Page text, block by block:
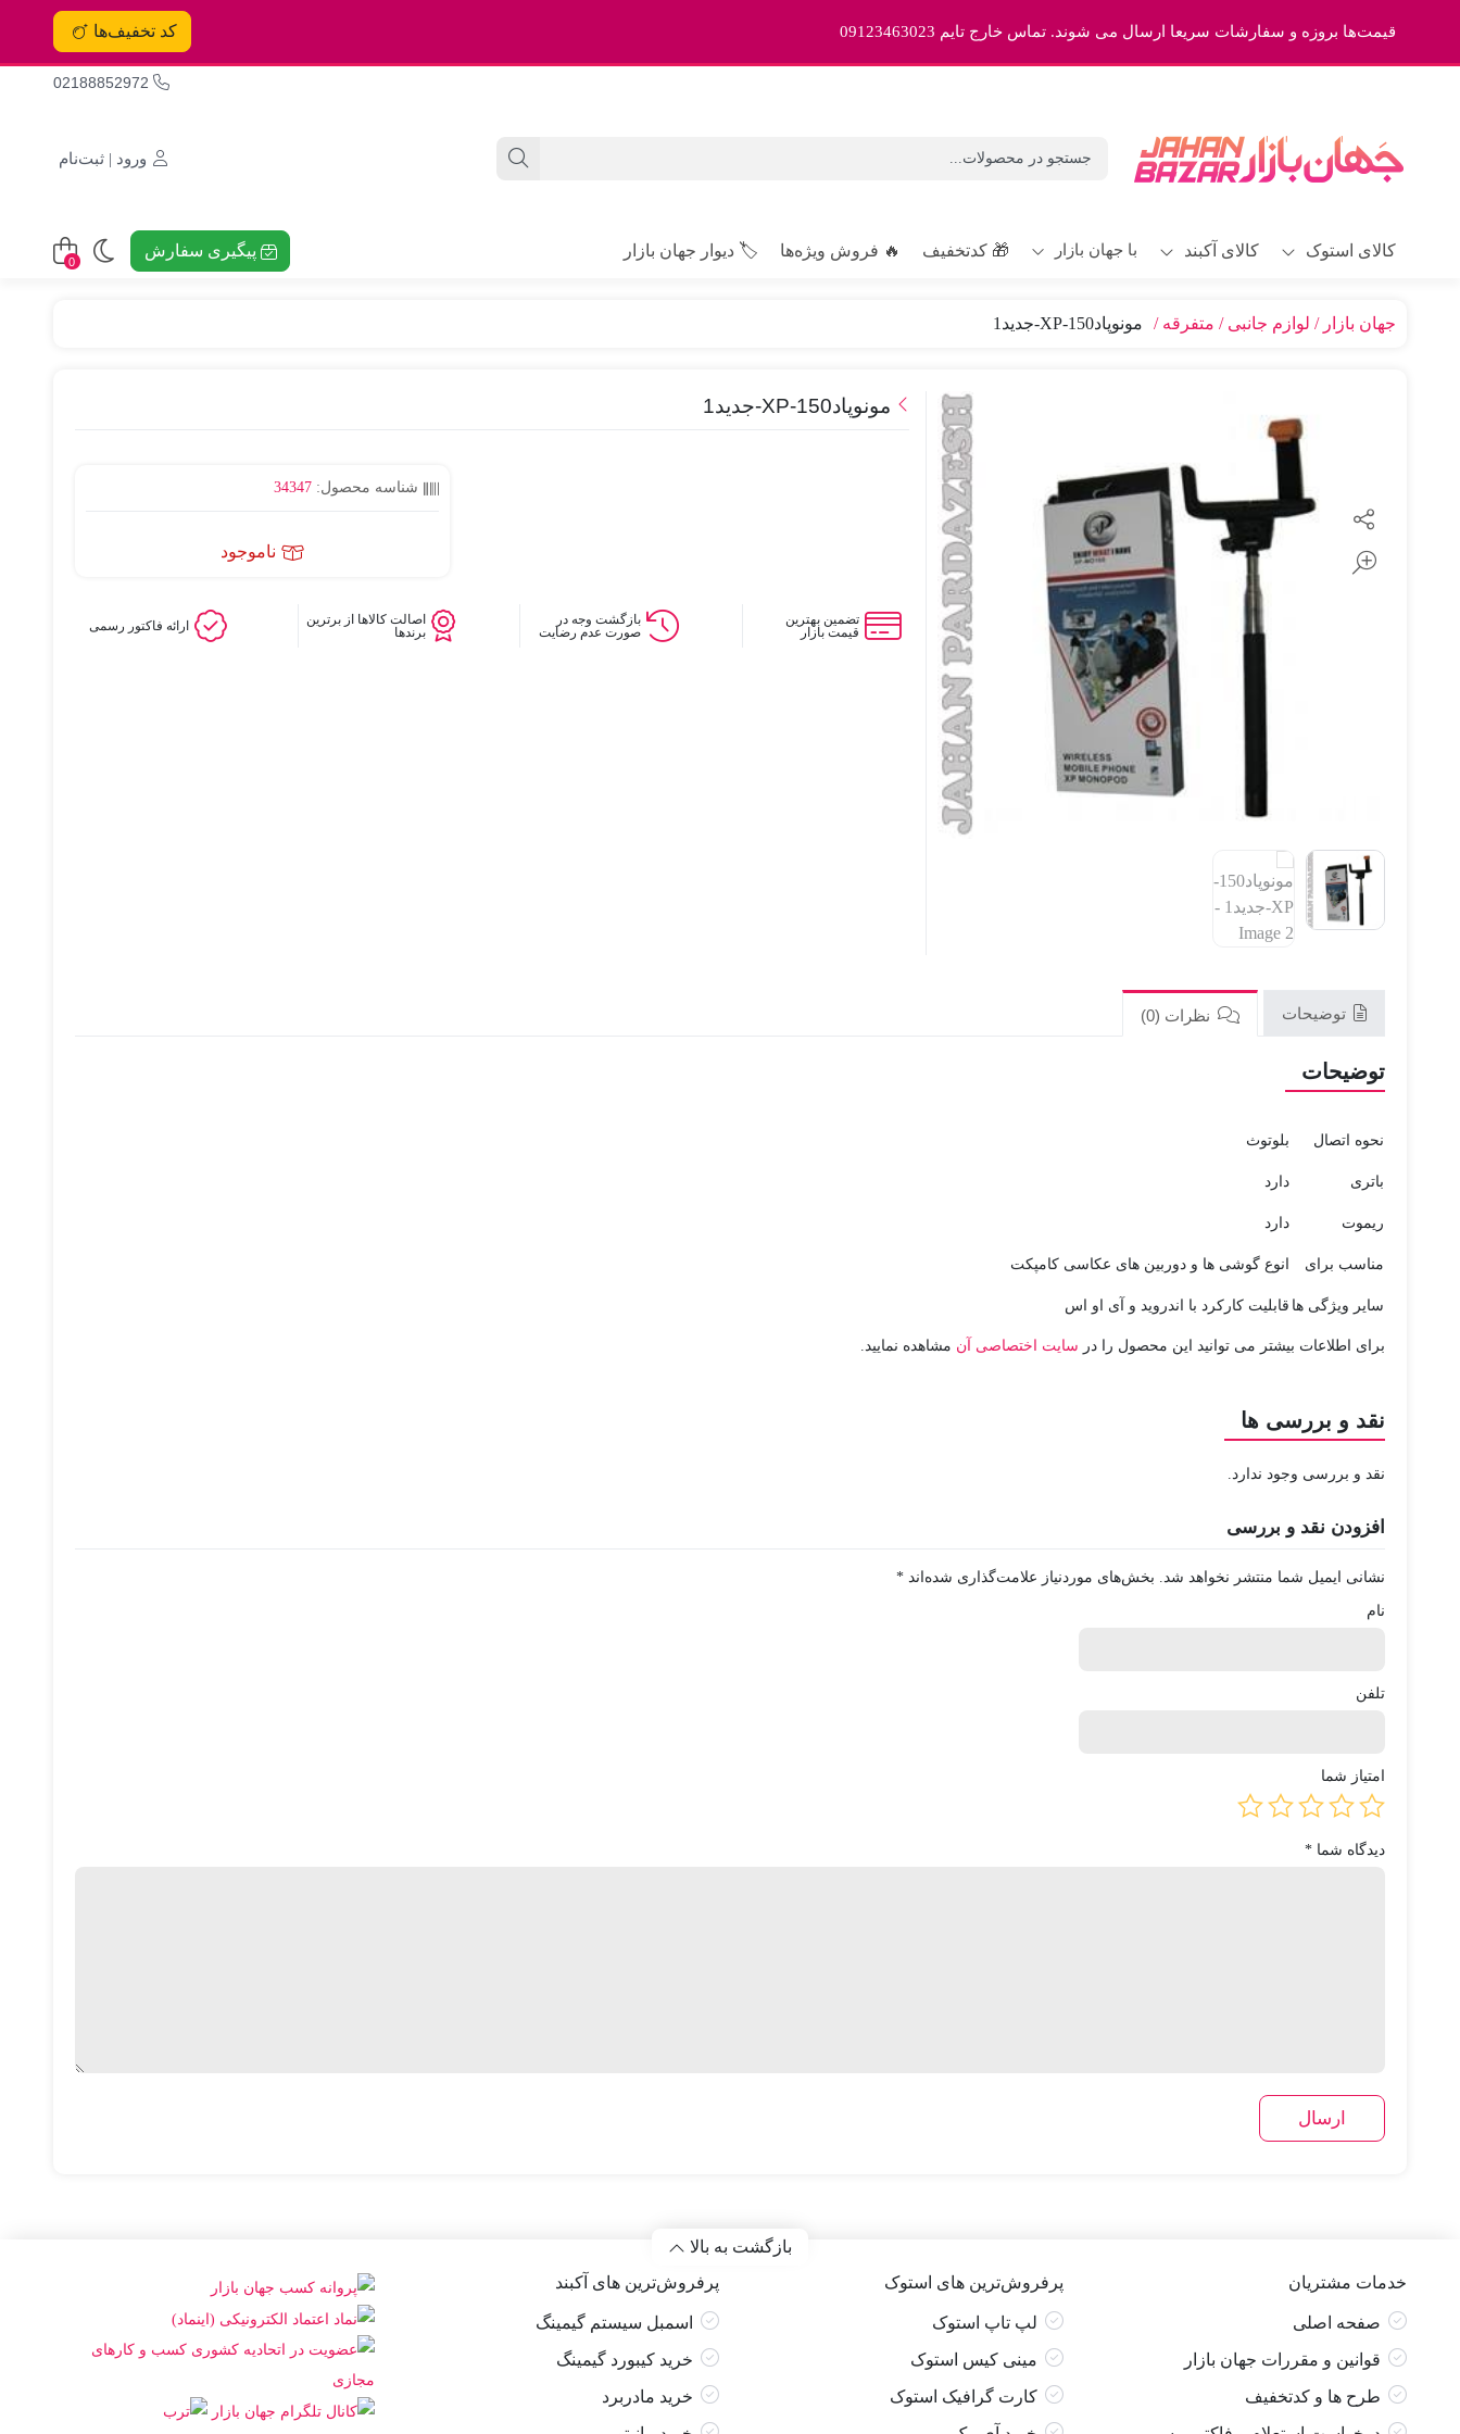
قیمت‌ها بروزه و سفارشات سریعا ارسال می شوند. تماس خارج تایم 09123463023 کد تخفیف‌ها
ورود | ثبت‌نام
کالای استوک کالای آکبند با جهان بازار 🎁 کدتخفیف 🔥 فروش ویژه‌ها 🏷️ دیوار جهان بازار پیگیری سفارش
0
جهان بازار لوازم جانبی متفرقه مونوپاد150-XP-جدید1
مونوپاد150-XP-جدید1
شناسه محصول: 34347
ناموجود
تضمین بهترین
قیمت بازار
بازگشت وجه در
صورت عدم رضایت
اصالت کالاها از برترین
برندها
ارائه فاکتور رسمی
توضیحات نظرات (0)
توضیحات
نحوه اتصال بلوتوث
باتری دارد
ریموت دارد
مناسب برای انوع گوشی ها و دوربین های عکاسی کامپکت
سایر ویژگی ها قابلیت کارکرد با اندروید و آی او اس
برای اطلاعات بیشتر می توانید این محصول را در سایت اختصاصی آن مشاهده نمایید.
نقد و بررسی ها
نقد و بررسی وجود ندارد.
افزودن نقد و بررسی
نشانی ایمیل شما منتشر نخواهد شد. بخش‌های موردنیاز علامت‌گذاری شده‌اند *
نام
تلفن
امتیاز شما
دیدگاه شما *
بازگشت به بالا
خدمات مشتریان
صفحه اصلی
قوانین و مقررات جهان بازار
طرح ها و کدتخفیف
پرفروش‌ترین های استوک
لپ تاپ استوک
مینی کیس استوک
کارت گرافیک استوک
پرفروش‌ترین های آکبند
اسمبل سیستم گیمینگ
خرید کیبورد گیمینگ
خرید مادربرد